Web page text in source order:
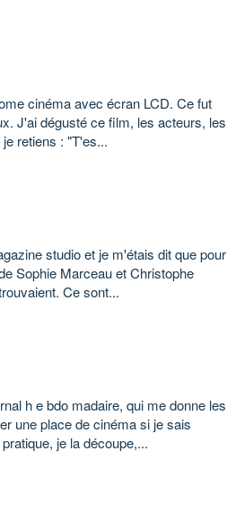
cinéma avec écran LCD. Ce fut
J'ai dégusté ce film, les acteurs, les
retiens : "T'es...
studio et je m'étais dit que pour
Sophie Marceau et Christophe
Ce sont...
h e bdo madaire, qui me donne les
une place de cinéma si je sais
je la découpe,...